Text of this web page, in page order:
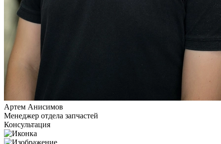
Артем Анисимов
Менеджер отдела запчастей
Консультация